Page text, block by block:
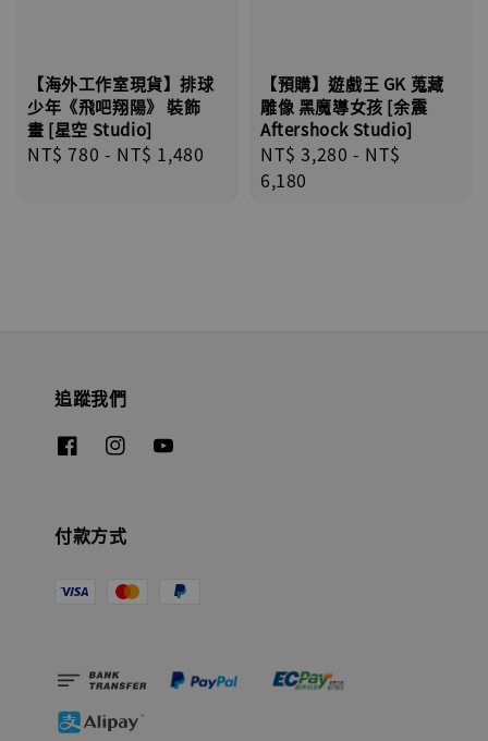
【海外工作室現貨】排球
少年《飛吧翔陽》 裝飾
畫 [星空 Studio]
Regular
NT$ 780 - NT$ 1,480
【預購】遊戲王 GK 蒐藏
雕像 黑魔導女孩 [余震
Aftershock Studio]
Regular
price
NT$ 3,280 - NT$
6,180
追蹤我們
付款方式